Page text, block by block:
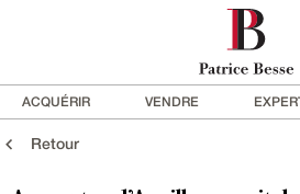
ACQUÉRIR VENDRE
Retour